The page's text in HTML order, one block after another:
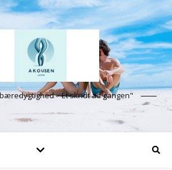
– Ét skridt ad gangen"